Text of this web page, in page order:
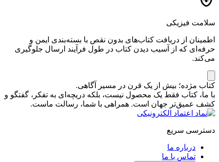
سلامت فیزیکی
اطمینان از دریافت کتاب‌های بدون نقص با بسته‌بندی ایمن و
حرفه‌ای که از آسیب دیدن کتاب در طول فرآیند ارسال جلوگیری
می‌کند.
کتاب مژده؛ بیش از یک قرن در مسیر آگاهی.
با ما، کتاب فقط یک محصول نیست، بلکه دریچه‌ای به تفکر، گفتگو و
کشف عمیق‌تر جهان است. همراهی با شما، رسالت ماست.
دسترسی سریع
درباره ما
تماس با ما